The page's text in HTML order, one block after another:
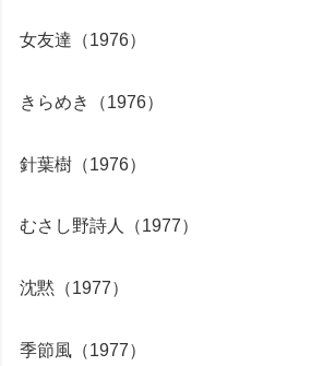
女友達（1976）
きらめき（1976）
針葉樹（1976）
むさし野詩人（1977）
沈黙（1977）
季節風（1977）